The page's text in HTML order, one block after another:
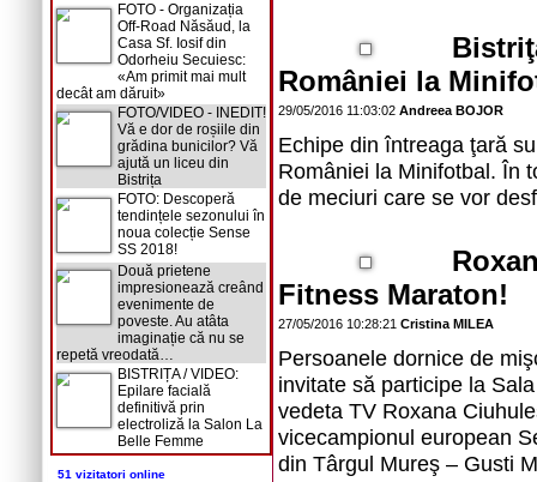
FOTO - Organizația
Off-Road Năsăud, la
Casa Sf. Iosif din
Odorheiu Secuiesc:
«Am primit mai mult
decât am dăruit»
FOTO/VIDEO - INEDIT!
Vă e dor de roșiile din
grădina bunicilor? Vă
ajută un liceu din
Bistrița
FOTO: Descoperă
tendințele sezonului în
noua colecție Sense
SS 2018!
Două prietene
impresionează creând
evenimente de
poveste. Au atâta
imaginație că nu se
repetă vreodată…
BISTRIȚA / VIDEO:
Epilare facială
definitivă prin
electroliză la Salon La
Belle Femme
51 vizitatori online
României la
29/05/2016 11:03:02 Andreea BOJOR
Echipe din întreaga ţară
României la Minifotbal. În
de meciuri care se vor
Fitness Maraton!
27/05/2016 10:28:21 Cristina MILEA
Persoanele dornice de
invitate să participe la
vedeta TV Roxana
vicecampionul european
din Târgul Mureş – Gusti